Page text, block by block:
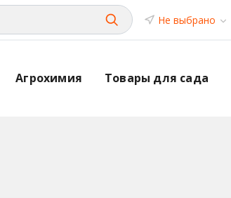
Не выбрано
Агрохимия Товары для сада